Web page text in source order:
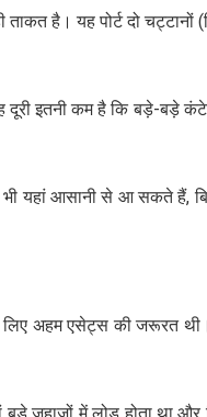
है। यह पोर्ट दो
दूरी इतनी कम है कि बड़े-बड़े
यहां आसानी से आ सकते हैं,
के लिए अहम एसेट्स की जरूरत